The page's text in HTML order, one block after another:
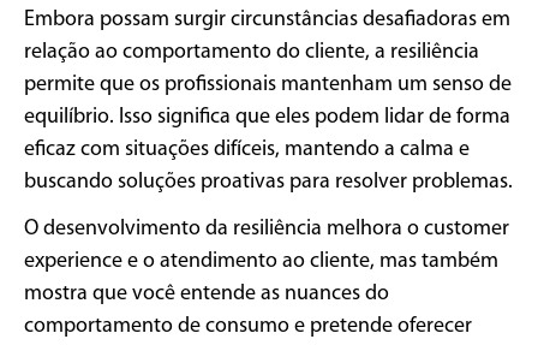
Embora possam surgir circunstâncias desafiadoras em
relação ao comportamento do cliente, a resiliência
permite que os profissionais mantenham um senso de
equilíbrio. Isso significa que eles podem lidar de forma
eficaz com situações difíceis, mantendo a calma e
buscando soluções proativas para resolver problemas.
O desenvolvimento da resiliência melhora o customer
experience e o atendimento ao cliente, mas também
mostra que você entende as nuances do
comportamento de consumo e pretende oferecer